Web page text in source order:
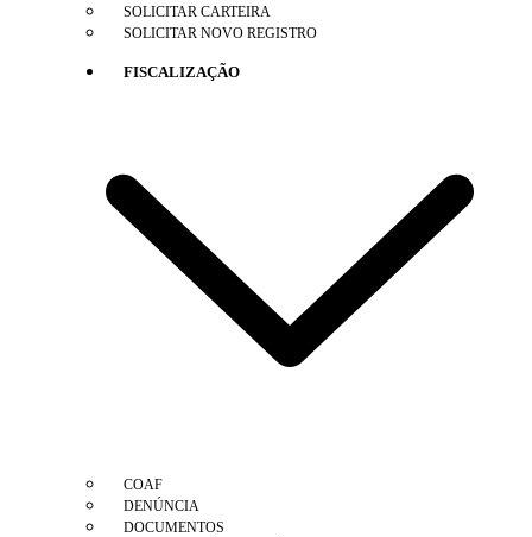
SOLICITAR CARTEIRA
SOLICITAR NOVO REGISTRO
FISCALIZAÇÃO
COAF
DENÚNCIA
DOCUMENTOS